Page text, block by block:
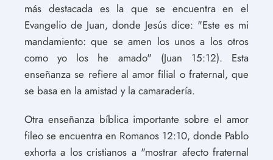
más destacada es la que se encuentra en el
Evangelio de Juan, donde Jesús dice: "Este es mi
mandamiento: que se amen los unos a los otros
como yo los he amado" (Juan 15:12). Esta
enseñanza se refiere al amor filial o fraternal, que
se basa en la amistad y la camaradería.
Otra enseñanza bíblica importante sobre el amor
fileo se encuentra en Romanos 12:10, donde Pablo
exhorta a los cristianos a "mostrar afecto fraternal